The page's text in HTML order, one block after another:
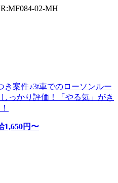
02-MH
き案件♪3t車でのローソンルー
っかり評価！「やる気」がき
1,650円〜